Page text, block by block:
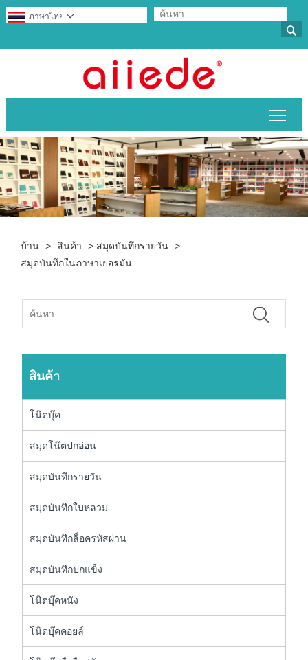

ภาษาไทย 
บ้าน > สินค้า > สมุดบันทึกรายวัน >
สมุดบันทึกในภาษาเยอรมัน
สินค้า
โน๊ตบุ๊ค
สมุดโน๊ตปกอ่อน
สมุดบันทึกรายวัน
สมุดบันทึกใบหลวม
สมุดบันทึกล็อครหัสผ่าน
สมุดบันทึกปกแข็ง
โน๊ตบุ๊คหนัง
โน๊ตบุ๊คคอยล์